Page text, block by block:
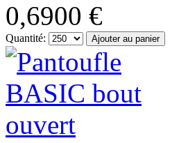
0,6900 €
Quantité: